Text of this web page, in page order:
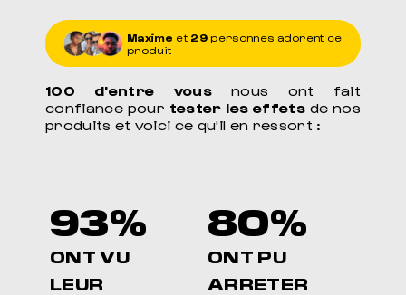
Maxime et 29 personnes adorent ce
produit
100 d'entre vousnous ont fait
confiance pour tester les effets de nos
produits et voici ce qu'il en ressort :
93%
ONT VU
LEUR
80%
ONT PU
ARRETER